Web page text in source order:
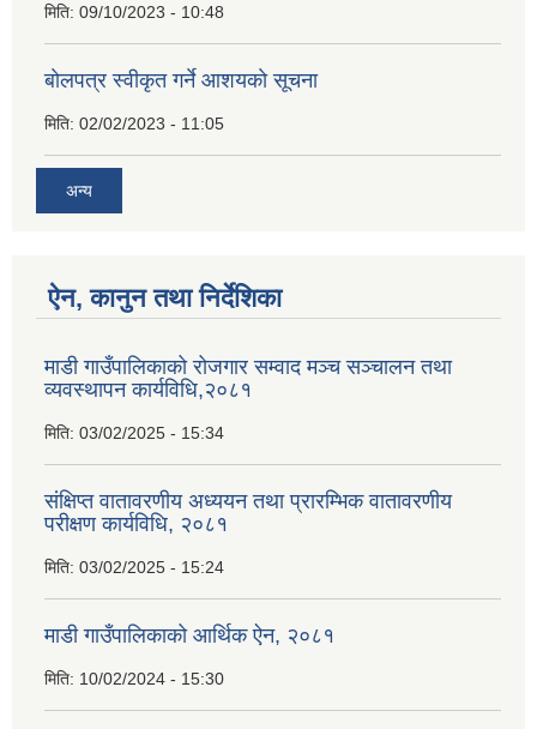
मिति: 09/10/2023 - 10:48
बाेलपत्र स्वीकृत गर्ने आशयकाे सूचना
मिति: 02/02/2023 - 11:05
अन्य
ऐन, कानुन तथा निर्देशिका
माडी गाउँपालिकाको रोजगार सम्वाद मञ्च सञ्चालन तथा
व्यवस्थापन कार्यविधि,२०८१
मिति: 03/02/2025 - 15:34
संक्षिप्त वातावरणीय अध्ययन तथा प्रारम्भिक वातावरणीय
परीक्षण कार्यविधि, २०८१
मिति: 03/02/2025 - 15:24
माडी गाउँपालिकाको आर्थिक ऐन, २०८१
मिति: 10/02/2024 - 15:30